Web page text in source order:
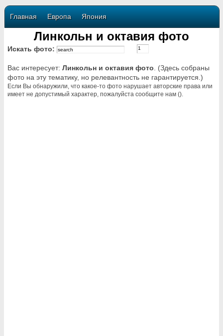
Главная Европа Япония
Линкольн и октавия фото
Искать фото:
Вас интересует: Линкольн и октавия фото . (Здесь собраны
фото на эту тематику, но релевантность не гарантируется.)
Если Вы обнаружили, что какое-то фото нарушает авторские права или
имеет не допустимый характер, пожалуйста сообщите нам ().